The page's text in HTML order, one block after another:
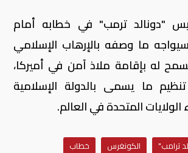
"دونالد ترمب" في خطابه أمام
ما وصفه بالإرهاب الإسلامي
له بإقامة ملاذ آمن في أميركا،
ما يسمى بالدولة الإسلامية
المتحدة في العالم.
ترامب" الكونغرس خطاب